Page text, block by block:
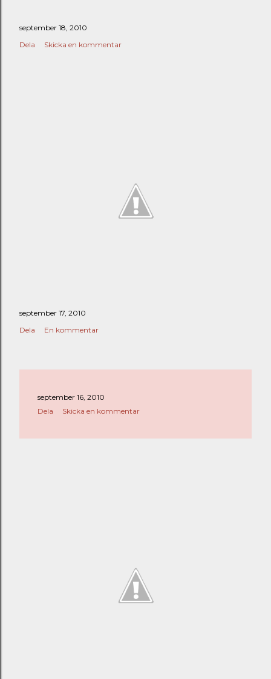
september 18, 2010
Dela
Skicka en kommentar
september 17, 2010
Dela
En kommentar
september 16, 2010
Dela
Skicka en kommentar